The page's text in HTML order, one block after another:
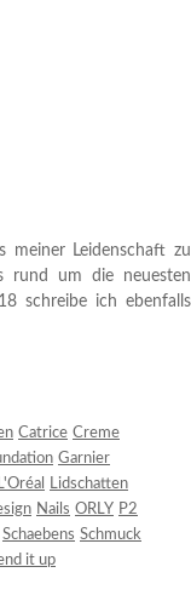
meiner Leidenschaft zu
rund um die neuesten
schreibe ich ebenfalls
Catrice Creme
Garnier
L'Oréal
Lidschatten
Nails ORLY P2
Schaebens Schmuck
it up